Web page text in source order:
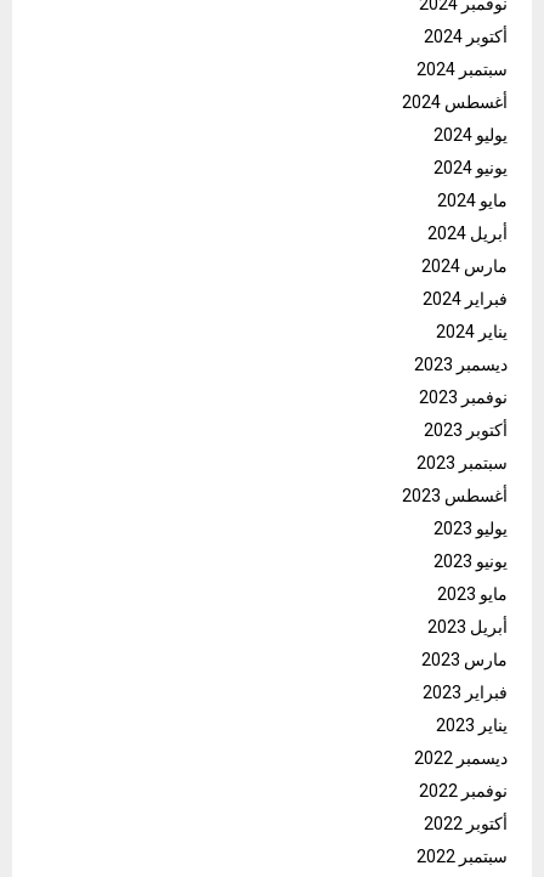
أكتوبر 2024
سبتمبر 2024
أغسطس 2024
يوليو 2024
يونيو 2024
مايو 2024
أبريل 2024
مارس 2024
فبراير 2024
يناير 2024
ديسمبر 2023
نوفمبر 2023
أكتوبر 2023
سبتمبر 2023
أغسطس 2023
يوليو 2023
يونيو 2023
مايو 2023
أبريل 2023
مارس 2023
فبراير 2023
يناير 2023
ديسمبر 2022
نوفمبر 2022
أكتوبر 2022
سبتمبر 2022